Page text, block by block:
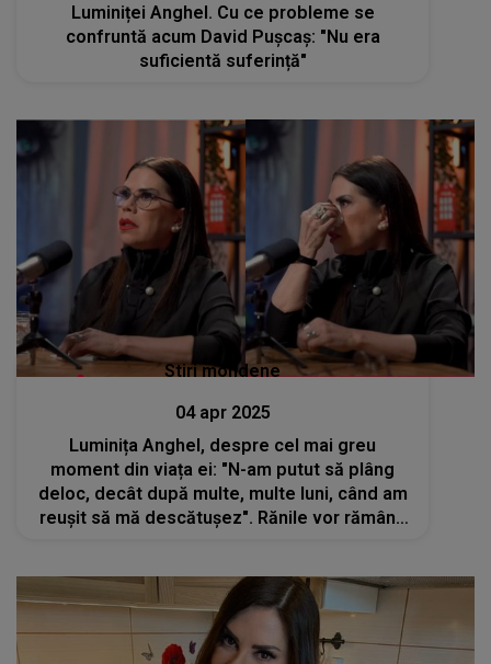
Luminiței Anghel. Cu ce probleme se
confruntă acum David Pușcaș: "Nu era
suficientă suferință"
Stiri mondene
04 apr 2025
Luminița Anghel, despre cel mai greu
moment din viața ei: "N-am putut să plâng
deloc, decât după multe, multe luni, când am
reușit să mă descătușez". Rănile vor rămâne